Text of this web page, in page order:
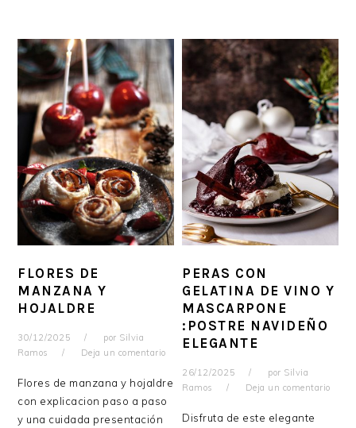
FLORES DE
MANZANA Y
HOJALDRE
30/12/2025 por Silvia
Ramos
Deja un comentario
Flores de manzana y hojaldre
con explicacion paso a paso
y una cuidada presentación
PERAS CON
GELATINA DE VINO Y
MASCARPONE
:POSTRE NAVIDEÑO
ELEGANTE
26/12/2025 por Silvia
Ramos
Deja un comentario
Disfruta de este elegante